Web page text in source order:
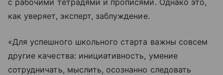
как уверяет, эксперт, заблуждение.
«Для успешного школьного старта важны совсем
другие качества: инициативность, умение
сотрудничать, мыслить, осознанно следовать